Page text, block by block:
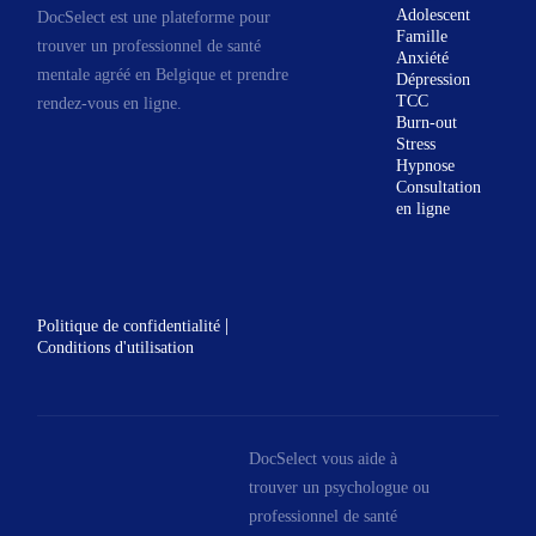
Apprendre à gérer le stress, l’anxiété,
les angoisses souvent à l’origine de
troubles et symptômes
Vous aidez à vous épanouir dans vos
DocSelect est une plateforme pour
trouver un professionnel de santé
mentale agréé en Belgique et prendre
rendez-vous en ligne.
Adolescent
Famille
Anxiété
Dépression
TCC
Burn-out
Stress
Hypnose
Consultation
en ligne
Politique de confidentialité |
Conditions d'utilisation
DocSelect vous aide à
trouver un psychologue ou
professionnel de santé